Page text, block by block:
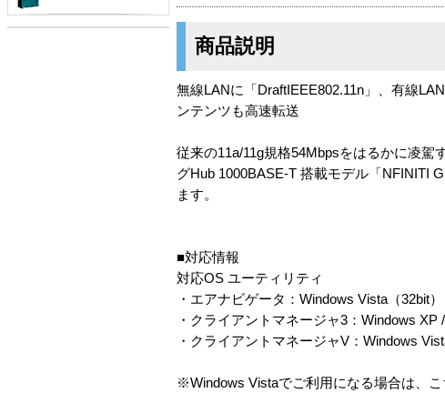
商品説明
無線LANに「DraftIEEE802.11n」、有線
ンテンツも高速転送
従来の11a/11g規格54Mbpsをはるかに凌駕
グHub 1000BASE-T 搭載モデル「NFINITI
ます。
■対応情報
対応OS ユーティリティ
・エアナビゲータ：Windows Vista（32bit
・クライアントマネージャ3：Windows XP
・クライアントマネージャV：Windows
※Windows Vistaでご利用になる場合は、こ